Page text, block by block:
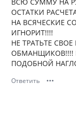
ОСТАТКИ
НА ВСЯЧЕСКИЕ
ИГНОРИТ!!!!
НЕ ТРАТЬТЕ
ОБМАНЩИКОВ!!!!
ПОДОБНОЙ
Ответить •••